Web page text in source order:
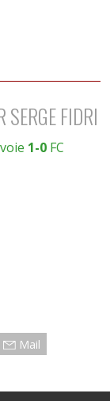
SERGE FIDRI
1-0FC
Mail